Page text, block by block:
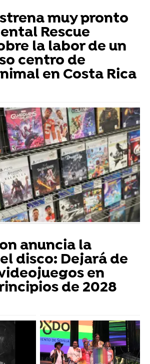
muy pronto
Rescue
la labor de un
centro de
en Costa Rica
anuncia la
disco: Dejará de
en
de 2028